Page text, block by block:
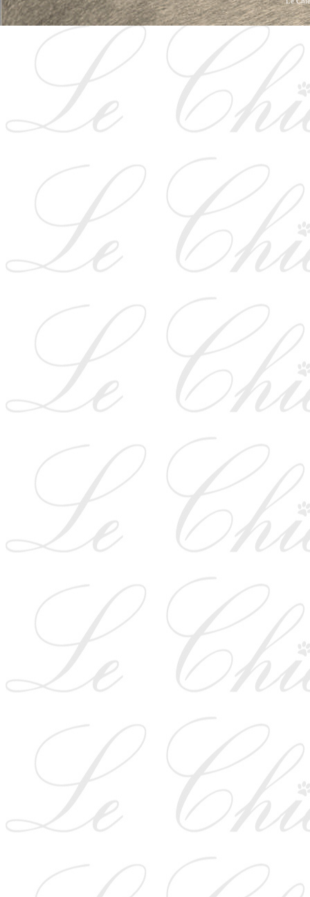
HUNDKLÄDER, HUNDVÄSKOR, HUNDACCESSOARER, HUND KLÄDER,